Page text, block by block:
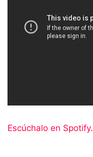
Escúchalo en Spotify.